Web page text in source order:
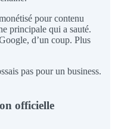
pour contenu
principale qui a sauté.
d’un coup. Plus
pas pour un business.
officielle